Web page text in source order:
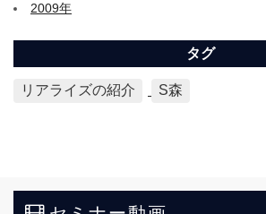
2009年
タグ
リアライズの紹介 S森